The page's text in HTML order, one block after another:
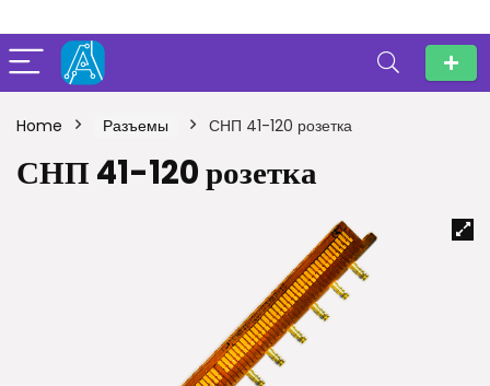
Home Разъемы СНП 41-120 розетка
СНП 41-120 розетка